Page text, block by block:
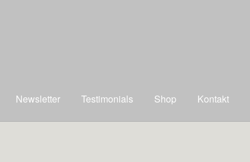
Newsletter Testimonials Shop Kontakt